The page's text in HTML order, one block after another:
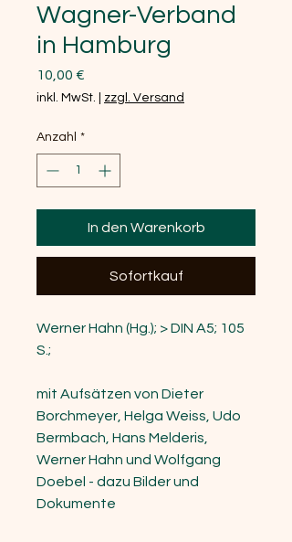
Wagner-Verband
in Hamburg
10,00 €
inkl. MwSt. zzgl. Versand
Anzahl *
In den Warenkorb
Sofortkauf
Werner Hahn (Hg.); > DIN A5; 105
S.;
mit Aufsätzen von Dieter
Borchmeyer, Helga Weiss, Udo
Bermbach, Hans Melderis,
Werner Hahn und Wolfgang
Doebel - dazu Bilder und
Dokumente